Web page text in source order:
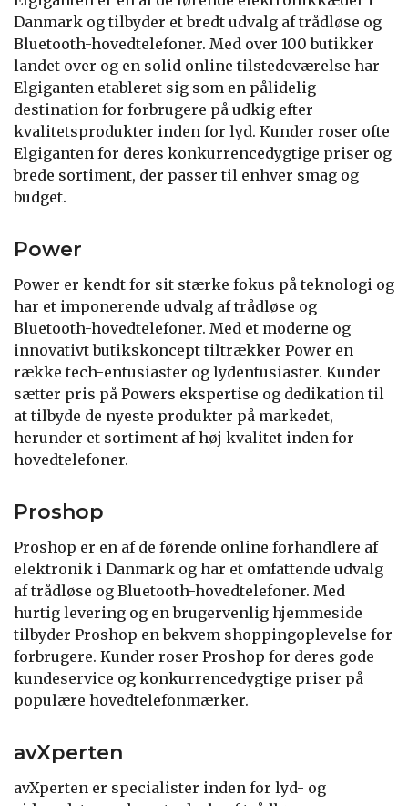
Danmark og tilbyder et bredt udvalg af trådløse og
Bluetooth-hovedtelefoner. Med over 100 butikker
landet over og en solid online tilstedeværelse har
Elgiganten etableret sig som en pålidelig
destination for forbrugere på udkig efter
kvalitetsprodukter inden for lyd. Kunder roser ofte
Elgiganten for deres konkurrencedygtige priser og
brede sortiment, der passer til enhver smag og
budget.
Power
Power er kendt for sit stærke fokus på teknologi og
har et imponerende udvalg af trådløse og
Bluetooth-hovedtelefoner. Med et moderne og
innovativt butikskoncept tiltrækker Power en
række tech-entusiaster og lydentusiaster. Kunder
sætter pris på Powers ekspertise og dedikation til
at tilbyde de nyeste produkter på markedet,
herunder et sortiment af høj kvalitet inden for
hovedtelefoner.
Proshop
Proshop er en af de førende online forhandlere af
elektronik i Danmark og har et omfattende udvalg
af trådløse og Bluetooth-hovedtelefoner. Med
hurtig levering og en brugervenlig hjemmeside
tilbyder Proshop en bekvem shoppingoplevelse for
forbrugere. Kunder roser Proshop for deres gode
kundeservice og konkurrencedygtige priser på
populære hovedtelefonmærker.
avXperten
avXperten er specialister inden for lyd- og